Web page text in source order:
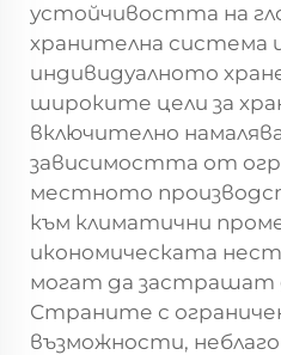
устойчивостта на
хранителна система
индивидуалното
широките цели за
включително
зависимостта от
местното
към климатични
икономическата
могат да застрашат
Страните с
възможности,